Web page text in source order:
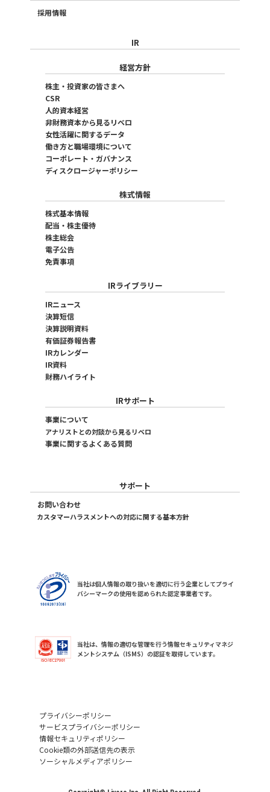
採用情報
IR
経営方針
株主・投資家の皆さまへ
CSR
人的資本経営
非財務資本から見るリベロ
女性活躍に関するデータ
働き方と職場環境について
コーポレート・ガバナンス
ディスクロージャーポリシー
株式情報
株式基本情報
配当・株主優待
株主総会
電子公告
免責事項
IRライブラリー
IRニュース
決算短信
決算説明資料
有価証券報告書
IRカレンダー
IR資料
財務ハイライト
IRサポート
事業について
アナリストとの対談から見るリベロ
事業に関するよくある質問
サポート
お問い合わせ
カスタマーハラスメントへの対応に関する基本方針
当社は個人情報の取り扱いを適切に行う企業としてプライ
バシーマークの使用を認められた認定事業者です。
当社は、情報の適切な管理を行う情報セキュリティマネジ
メントシステム（ISMS）の認証を取得しています。
プライバシーポリシー
サービスプライバシーポリシー
情報セキュリティポリシー
Cookie類の外部送信先の表示
ソーシャルメディアポリシー